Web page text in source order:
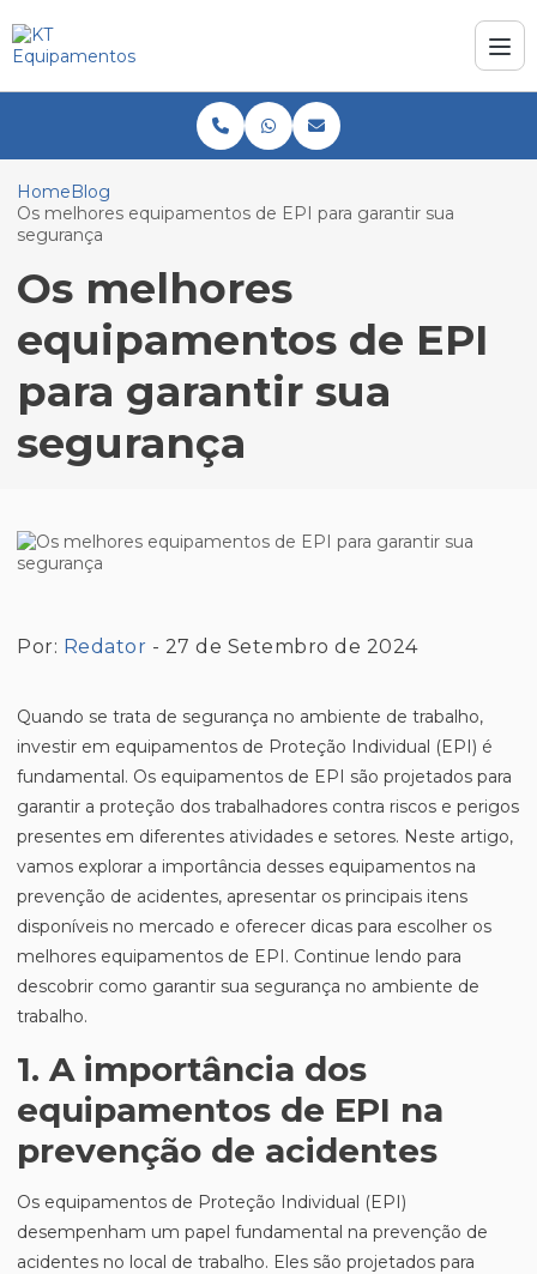
HomeBlog
Os melhores equipamentos de EPI para garantir sua
segurança
Os melhores
equipamentos de EPI
para garantir sua
segurança
Por: Redator - 27 de Setembro de 2024
Quando se trata de segurança no ambiente de trabalho,
investir em equipamentos de Proteção Individual (EPI) é
fundamental. Os equipamentos de EPI são projetados para
garantir a proteção dos trabalhadores contra riscos e perigos
presentes em diferentes atividades e setores. Neste artigo,
vamos explorar a importância desses equipamentos na
prevenção de acidentes, apresentar os principais itens
disponíveis no mercado e oferecer dicas para escolher os
melhores equipamentos de EPI. Continue lendo para
descobrir como garantir sua segurança no ambiente de
trabalho.
1. A importância dos
equipamentos de EPI na
prevenção de acidentes
Os equipamentos de Proteção Individual (EPI)
desempenham um papel fundamental na prevenção de
acidentes no local de trabalho. Eles são projetados para